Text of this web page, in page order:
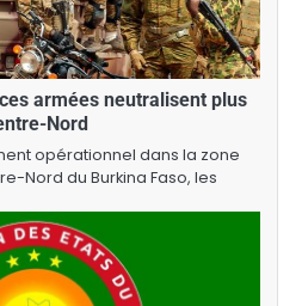
armées neutralisent plus
Nord
opérationnel dans la zone
Nord du Burkina Faso, les